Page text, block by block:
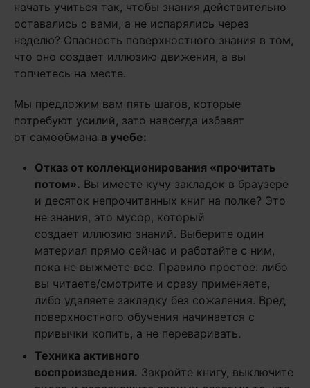
начать учиться так, чтобы знания действительно
оставались с вами, а не испарялись через
неделю? Опасность поверхностного знания в том,
что оно создает иллюзию движения, а вы
топчетесь на месте.
Мы предложим вам пять шагов, которые
потребуют усилий, зато навсегда избавят
от самообмана в учебе:
Отказ от коллекционирования «прочитать
потом». Вы имеете кучу закладок в браузере
и десяток непрочитанных книг на полке? Это
не знания, это мусор, который
создает иллюзию знаний. Выберите один
материал прямо сейчас и работайте с ним,
пока не выжмете все. Правило простое: либо
вы читаете/смотрите и сразу применяете,
либо удаляете закладку без сожаления. Вред
поверхностного обучения начинается с
привычки копить, а не переваривать.
Техника активного
воспроизведения. Закройте книгу, выключите